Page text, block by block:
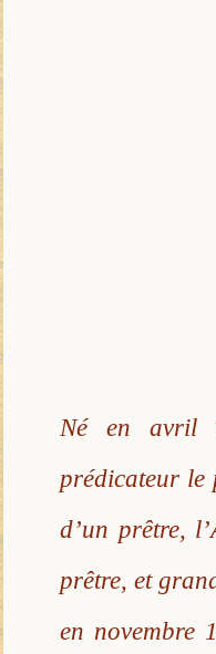
Né en avril
prédicateur le
d’un prêtre,
prêtre, et
en novembre